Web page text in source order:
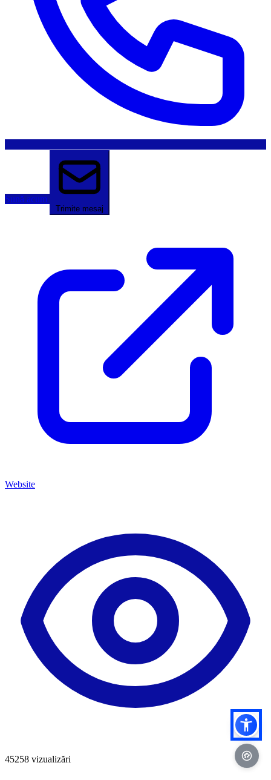
Sună acum
Trimite mesaj
Website
45258 vizualizări